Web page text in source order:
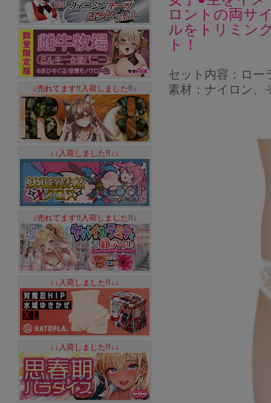
ロントの両サ
ルをトリミン
ト！
セット内容：ロー
素材：ナイロン、
↓売れてます!!入荷しました!!↓
↓↓入荷しました!!↓↓
↓売れてます!!入荷しました!!↓
↓↓入荷しました!!↓↓
↓↓入荷しました!!↓↓